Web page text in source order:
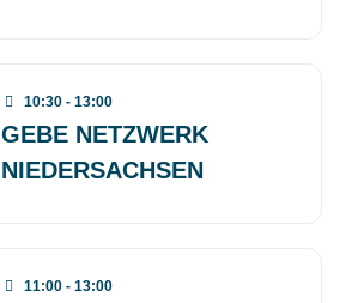
10:30 - 13:00
GEBE NETZWERK
NIEDERSACHSEN
11:00 - 13:00